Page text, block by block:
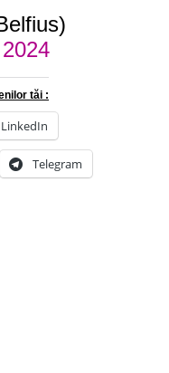
tăi :
LinkedIn
Telegram